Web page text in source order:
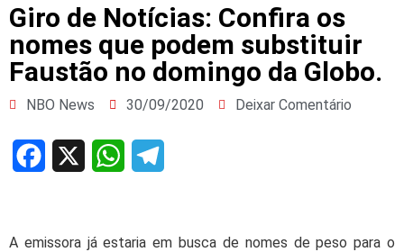
Giro de Notícias: Confira os
nomes que podem substituir
Faustão no domingo da Globo.
NBO News 30/09/2020 Deixar Comentário
Facebook WhatsApp
A emissora já estaria em busca de nomes de peso para o